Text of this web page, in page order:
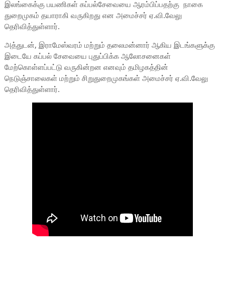
இலங்கைக்கு பயணிகள் கப்பல்சேவையை ஆரம்பிப்பதற்கு நாகை
துறைமுகம் தயாராகி வருகிறது என அமைச்சர் ஏ.வி.வேலு
தெரிவித்துள்ளார்.
அத்துடன், இராமேஸ்வரம் மற்றும் தலைமன்னார் ஆகிய இடங்களுக்கு
இடையே கப்பல் சேவையை புதுப்பிக்க ஆலோசனைகள்
மேற்கொள்ளப்பட்டு வருகின்றன எனவும் தமிழகத்தின்
நெடுஞ்சாலைகள் மற்றும் சிறுதுறைமுகங்கள் அமைச்சர் ஏ.வி.வேலு
தெரிவித்துள்ளார்.